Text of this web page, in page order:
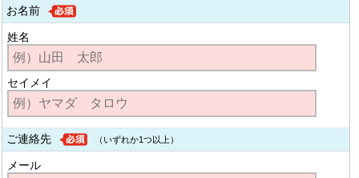
お名前
姓名
セイメイ
ご連絡先 （いずれか1つ以上）
メール